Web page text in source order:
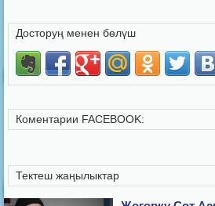
Досторуң менен бөлүш
Коментарии FACEBOOK:
Тектеш жаңылыктар